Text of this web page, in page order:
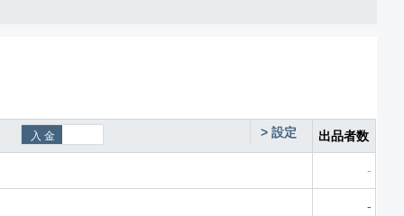
> 設定 出品者数
-
-